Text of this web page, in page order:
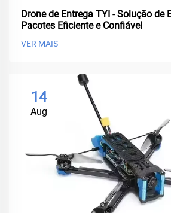
Drone de Entrega TYI - Solução de
Pacotes Eficiente e Confiável
VER MAIS
14
Aug